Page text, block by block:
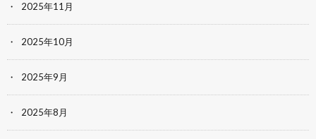
2025年11月
2025年10月
2025年9月
2025年8月